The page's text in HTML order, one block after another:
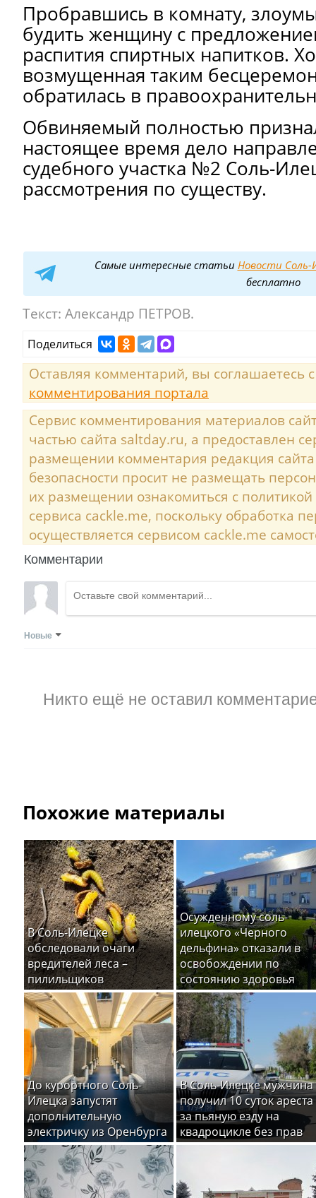
Пробравшись в комнату,
будить женщину с
распития спиртных напитков.
возмущенная таким
обратилась в
Обвиняемый полностью
настоящее время дело
судебного участка №2 Соль-
рассмотрения по существу.
Самые интересные статьи Новости Соль-
бесплатно
Текст: Александр ПЕТРОВ.
Поделиться
Оставляя комментарий, вы соглашаетесь
комментирования портала
Сервис комментирования материалов
частью сайта saltday.ru, а предоставлен
размещении комментария редакция
безопасности просит не размещать
их размещении ознакомиться с
сервиса cackle.me, поскольку обработка
осуществляется сервисом cackle.me
Комментарии
Новые
Никто ещё не оставил
Похожие материалы
В Соль-Илецке
обследовали очаги
вредителей леса –
пилильщиков
Осужденному соль-
илецкого «Черного
дельфина» отказали в
освобождении по
состоянию здоровья
До курортного Соль-
Илецка запустят
дополнительную
электричку из Оренбурга
В Соль-Илецке мужчина
получил 10 суток ареста
за пьяную езду на
квадроцикле без прав